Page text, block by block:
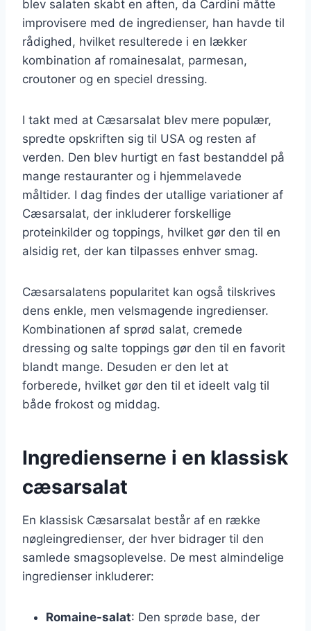
blev salaten skabt en aften, da Cardini måtte
improvisere med de ingredienser, han havde til
rådighed, hvilket resulterede i en lækker
kombination af romainesalat, parmesan,
croutoner og en speciel dressing.
I takt med at Cæsarsalat blev mere populær,
spredte opskriften sig til USA og resten af
verden. Den blev hurtigt en fast bestanddel på
mange restauranter og i hjemmelavede
måltider. I dag findes der utallige variationer af
Cæsarsalat, der inkluderer forskellige
proteinkilder og toppings, hvilket gør den til en
alsidig ret, der kan tilpasses enhver smag.
Cæsarsalatens popularitet kan også tilskrives
dens enkle, men velsmagende ingredienser.
Kombinationen af sprød salat, cremede
dressing og salte toppings gør den til en favorit
blandt mange. Desuden er den let at
forberede, hvilket gør den til et ideelt valg til
både frokost og middag.
Ingredienserne i en klassisk
cæsarsalat
En klassisk Cæsarsalat består af en række
nøgleingredienser, der hver bidrager til den
samlede smagsoplevelse. De mest almindelige
ingredienser inkluderer:
Romaine-salat: Den sprøde base, der